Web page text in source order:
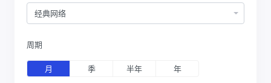
经典网络
周期
月 季 半年 年